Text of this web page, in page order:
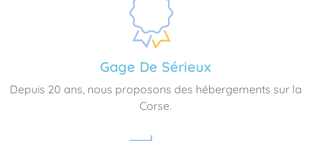
Gage De Sérieux
Depuis 20 ans, nous proposons des hébergements sur la
Corse.